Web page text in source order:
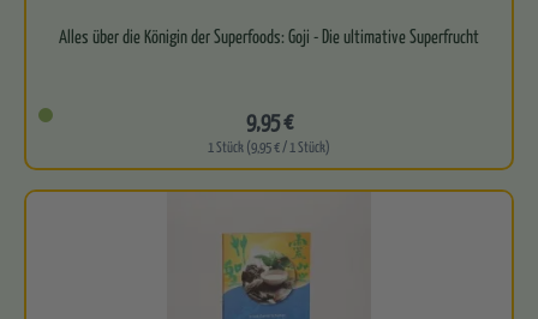
9,95 €
1 Stück (9,95 € / 1 Stück)